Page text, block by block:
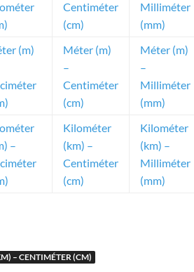
Centiméter
(cm)
Milliméter
(mm)
(m)
Méter (m)
–
Centiméter
(cm)
Méter (m)
–
Milliméter
(mm)
–
Kilométer
(km) –
Centiméter
(cm)
Kilométer
(km) –
Milliméter
(mm)
– CENTIMÉTER (CM)